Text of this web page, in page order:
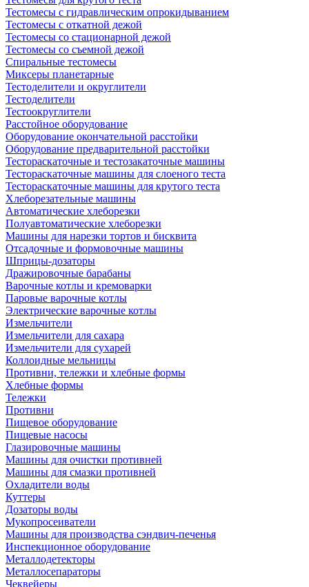
Тестомесы с гидравлическим опрокидыванием
Тестомесы с откатной дежой
Тестомесы со стационарной дежой
Тестомесы со съемной дежой
Спиральные тестомесы
Миксеры планетарные
Тестоделители и округлители
Тестоделители
Тестоокруглители
Расстойное оборудование
Оборудование окончательной расстойки
Оборудование предварительной расстойки
Тестораскаточные и тестозакаточные машины
Тестораскаточные машины для слоеного теста
Тестораскаточные машины для крутого теста
Хлеборезательные машины
Автоматические хлеборезки
Полуавтоматические хлеборезки
Машины для нарезки тортов и бисквита
Отсадочные и формовочные машины
Шприцы-дозаторы
Дражировочные барабаны
Варочные котлы и кремоварки
Паровые варочные котлы
Электрические варочные котлы
Измельчители
Измельчители для сахара
Измельчители для сухарей
Коллоидные мельницы
Противни, тележки и хлебные формы
Хлебные формы
Тележки
Противни
Пищевое оборудование
Пищевые насосы
Глазировочные машины
Машины для очистки противней
Машины для смазки противней
Охладители воды
Куттеры
Дозаторы воды
Мукопросеиватели
Машины для производства сэндвич-печенья
Инспекционное оборудование
Металлодетекторы
Металлосепараторы
Чеквейеры